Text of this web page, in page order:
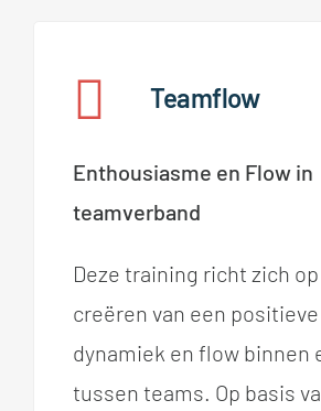
Teamflow
Enthousiasme en Flow in
teamverband
Deze training richt zich
creëren van een positieve
dynamiek en flow binnen
tussen teams. Op basis